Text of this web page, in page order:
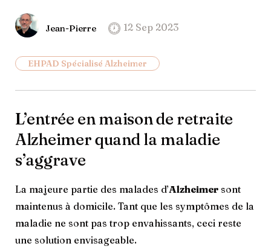
Jean-Pierre 12 Sep 2023
EHPAD Spécialisé Alzheimer
L’entrée en maison de retraite
Alzheimer quand la maladie
s’aggrave
La majeure partie des malades d’Alzheimer sont
maintenus à domicile. Tant que les symptômes de la
maladie ne sont pas trop envahissants, ceci reste
une solution envisageable.